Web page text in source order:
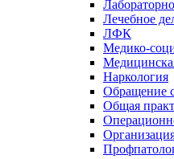
Лечебное
ЛФК
Медико-
Наркология
Обращение
Общая